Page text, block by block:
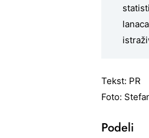
Tekst: PR
Foto:
Podeli